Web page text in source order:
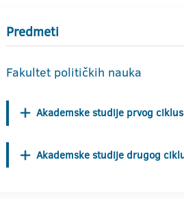
Predmeti
Fakultet političkih nauka
Akademske studije prvog
Akademske studije drugog